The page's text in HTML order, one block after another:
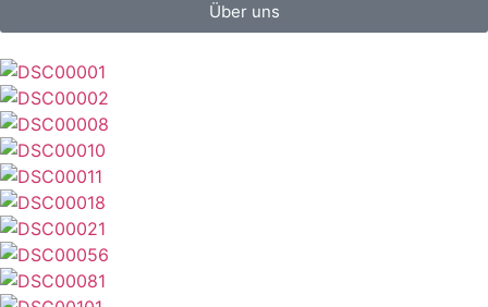
Über uns